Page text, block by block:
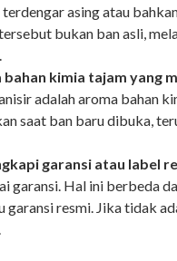
asing atau
bukan ban asli,
bahan kimia tajam yang
adalah aroma bahan
saat ban baru dibuka,
garansi atau label
garansi. Hal ini berbeda
garansi resmi. Jika tidak